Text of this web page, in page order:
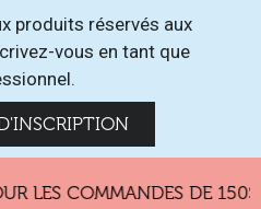
produits réservés aux
vous en tant que
LES COMMANDES DE 150$